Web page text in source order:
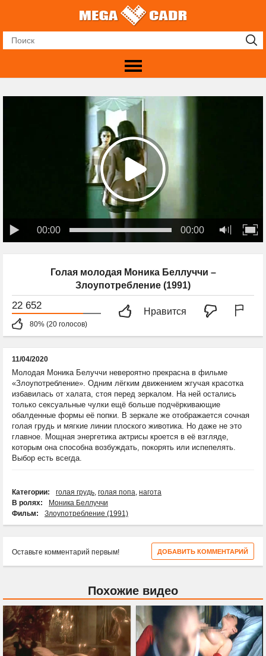
00:00 00:00
Голая молодая Моника Беллуччи –
Злоупотребление (1991)
22 652
80% (20 голосов)
Нравится
11/04/2020
Молодая Моника Белуччи невероятно прекрасна в фильме
«Злоупотребление». Одним лёгким движением жгучая красотка
избавилась от халата, стоя перед зеркалом. На ней остались
только сексуальные чулки ещё больше подчёркивающие
обалденные формы её попки. В зеркале же отображается сочная
голая грудь и мягкие линии плоского животика. Но даже не это
главное. Мощная энергетика актрисы кроется в её взгляде,
которым она способна возбуждать, покорять или испепелять.
Выбор есть всегда.
Категории: голая грудь, голая попа, нагота
В ролях:
Моника Беллуччи
Фильм:
Злоупотребление (1991)
ДОБАВИТЬ КОММЕНТАРИЙ
Оставьте комментарий первым!
Похожие видео